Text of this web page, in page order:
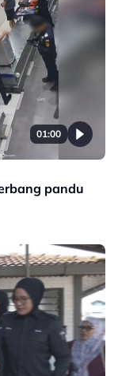
01:00
pandu